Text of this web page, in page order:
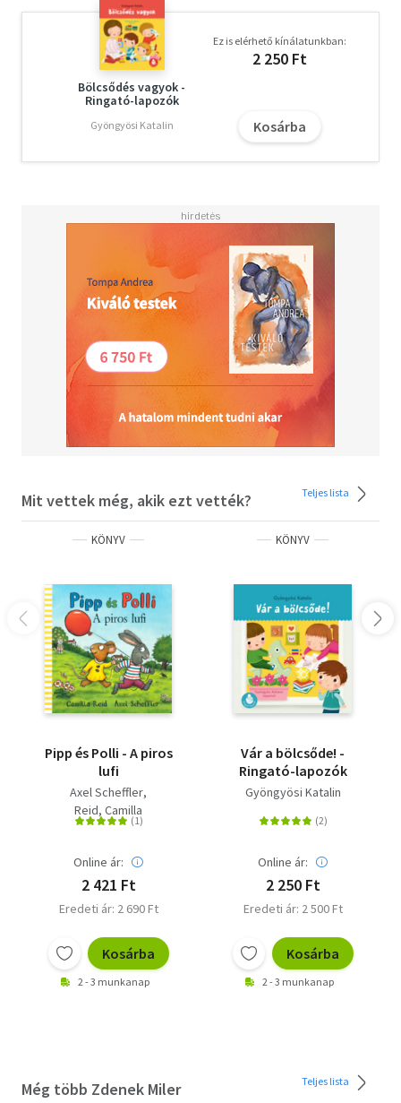
Bölcsődés vagyok -
Ringató-lapozók
Gyöngyösi Katalin
Ez is elérhető kínálatunkban:
2 250 Ft
Kosárba
Mit vettek még, akik ezt vették? Teljes lista
KÖNYV
Pipp és Polli - A piros
lufi
Axel Scheffler
Reid, Camilla
Online ár:
2 421 Ft
Eredeti ár: 2 690 Ft
Kosárba
2 - 3 munkanap
KÖNYV
Vár a bölcsőde! -
Ringató-lapozók
Gyöngyösi Katalin
Online ár:
2 250 Ft
Eredeti ár: 2 500 Ft
Kosárba
2 - 3 munkanap
Még több Zdenek Miler Teljes lista